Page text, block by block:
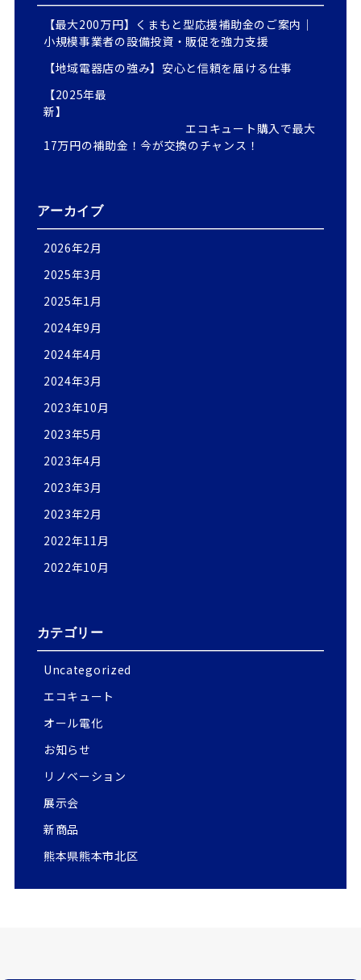
【最大200万円】くまもと型応援補助金のご案内｜
小規模事業者の設備投資・販促を強力支援
【地域電器店の強み】安心と信頼を届ける仕事
【2025年最
新】
エコキュート購入で最大
17万円の補助金！今が交換のチャンス！
アーカイブ
2026年2月
2025年3月
2025年1月
2024年9月
2024年4月
2024年3月
2023年10月
2023年5月
2023年4月
2023年3月
2023年2月
2022年11月
2022年10月
カテゴリー
Uncategorized
エコキュート
オール電化
お知らせ
リノベーション
展示会
新商品
熊本県熊本市北区